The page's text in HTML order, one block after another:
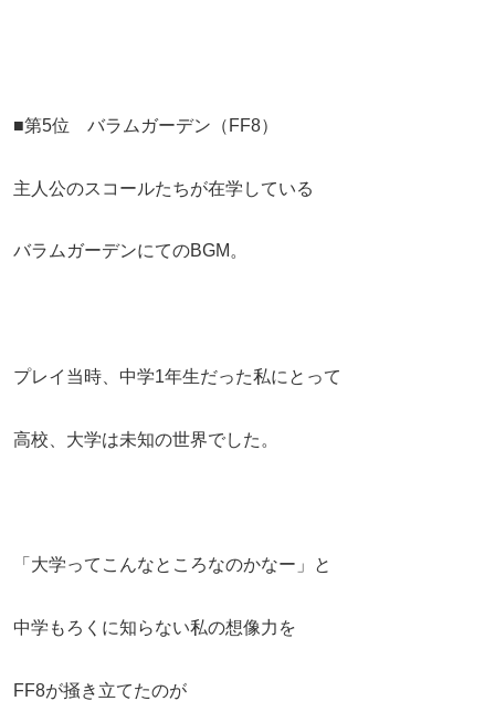
■第5位 バラムガーデン（FF8）
主人公のスコールたちが在学している
バラムガーデンにてのBGM。
プレイ当時、中学1年生だった私にとって
高校、大学は未知の世界でした。
「大学ってこんなところなのかなー」と
中学もろくに知らない私の想像力を
FF8が掻き立てたのが